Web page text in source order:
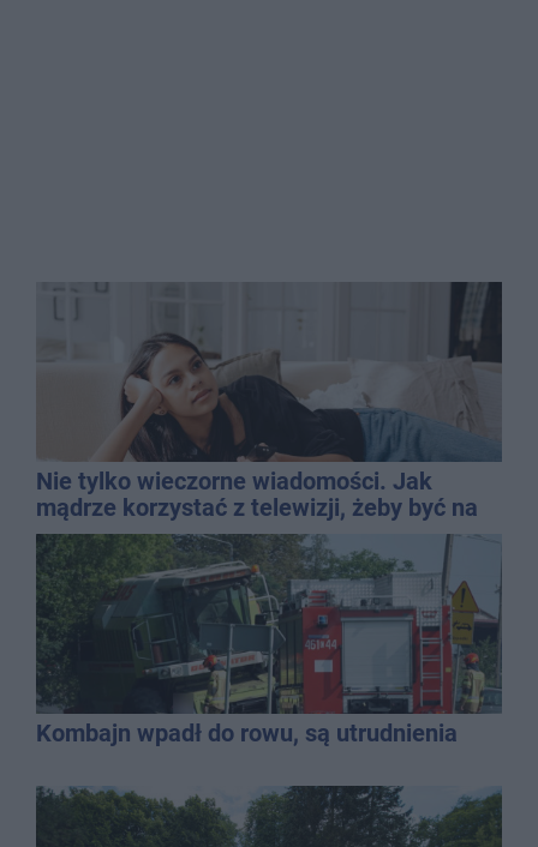
Nie tylko wieczorne wiadomości. Jak
mądrze korzystać z telewizji, żeby być na
bieżąco, ale nie żyć w informacyjnym
chaosie?
Kombajn wpadł do rowu, są utrudnienia